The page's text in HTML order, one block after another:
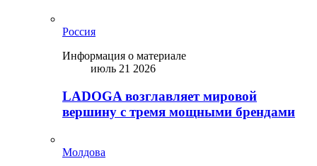
Россия
Информация о материале
июль 21 2026
LADOGA возглавляет мировой
вершину с тремя мощными брендами
Молдова